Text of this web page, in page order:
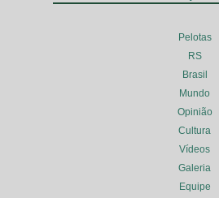
Pelotas
RS
Brasil
Mundo
Opinião
Cultura
Vídeos
Galeria
Equipe